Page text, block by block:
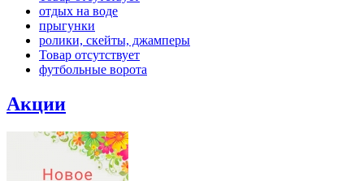
отдых на воде
прыгунки
ролики, скейты, джамперы
Товар отсутствует
футбольные ворота
Акции